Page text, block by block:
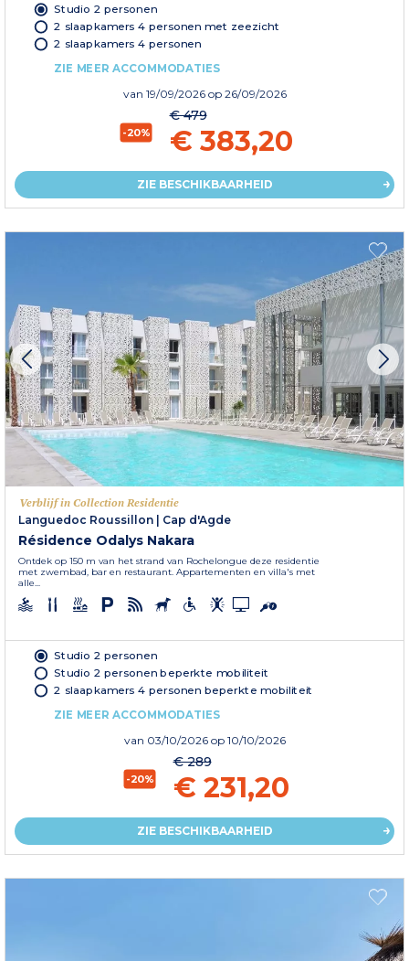
Studio 2 personen
2 slaapkamers 4 personen met zeezicht
2 slaapkamers 4 personen
ZIE MEER ACCOMMODATIES
van 19/09/2026 op 26/09/2026
-20%
€ 479
€ 383,20
ZIE BESCHIKBAARHEID
Verblijf in Collection Residentie
Languedoc Roussillon
Cap d'Agde
Résidence Odalys Nakara
Ontdek op 150 m van het strand van Rochelongue deze residentie
met zwembad, bar en restaurant. Appartementen en villa's met
alle...
Studio 2 personen
Studio 2 personen beperkte mobiliteit
2 slaapkamers 4 personen beperkte mobiliteit
ZIE MEER ACCOMMODATIES
van 03/10/2026 op 10/10/2026
-20%
€ 289
€ 231,20
ZIE BESCHIKBAARHEID